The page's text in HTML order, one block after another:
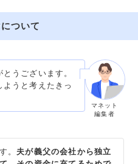
ついて
うございます。
うと考えたきっ
マネット
編集者
。夫が義父の会社から独立